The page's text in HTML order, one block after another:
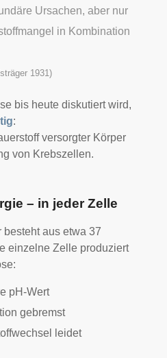
Ursachen, aber nur
in Kombination
1931)
bis heute diskutiert wird,
:
versorgter Körper
von Krebszellen.
– in jeder Zelle
aus etwa 37
einzelne Zelle produziert
pH-Wert
gebremst
leidet